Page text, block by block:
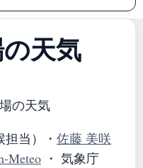
天気
の天気
当） ・ 佐藤 美咲
Meteo ・ 気象庁